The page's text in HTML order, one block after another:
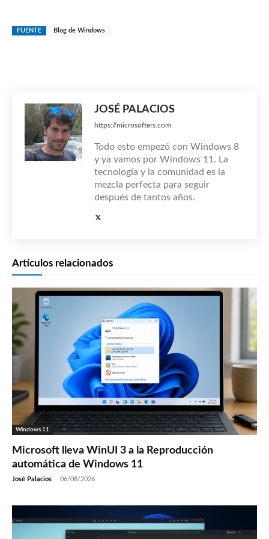
FUENTE Blog de Windows
JOSÉ PALACIOS
https://microsofters.com
Todo esto empezó con Windows 8
y ya vamos por Windows 11. La
tecnología y la comunidad es la
mezcla perfecta para seguir
después de tantos años.
Artículos relacionados
Windows 11
Microsoft lleva WinUI 3 a la Reproducción
automática de Windows 11
José Palacios - 06/08/2026